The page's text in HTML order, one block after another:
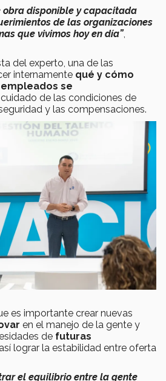
obra disponible y capacitada
de las organizaciones
que vivimos hoy en día”,
del experto, una de las
internamente qué y cómo
se
de las condiciones de
y las compensaciones.
es importante crear nuevas
en el manejo de la gente y
de futuras
lograr la estabilidad entre oferta
el equilibrio entre la gente